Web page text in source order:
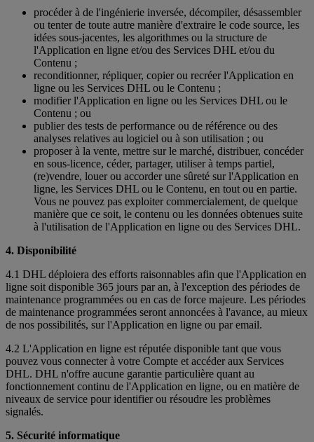
procéder à de l'ingénierie inversée, décompiler, désassembler
ou tenter de toute autre manière d'extraire le code source, les
idées sous-jacentes, les algorithmes ou la structure de
l'Application en ligne et/ou des Services DHL et/ou du
Contenu ;
reconditionner, répliquer, copier ou recréer l'Application en
ligne ou les Services DHL ou le Contenu ;
modifier l'Application en ligne ou les Services DHL ou le
Contenu ; ou
publier des tests de performance ou de référence ou des
analyses relatives au logiciel ou à son utilisation ; ou
proposer à la vente, mettre sur le marché, distribuer, concéder
en sous-licence, céder, partager, utiliser à temps partiel,
(re)vendre, louer ou accorder une sûreté sur l'Application en
ligne, les Services DHL ou le Contenu, en tout ou en partie.
Vous ne pouvez pas exploiter commercialement, de quelque
manière que ce soit, le contenu ou les données obtenues suite
à l'utilisation de l'Application en ligne ou des Services DHL.
4. Disponibilité
4.1 DHL déploiera des efforts raisonnables afin que l'Application en
ligne soit disponible 365 jours par an, à l'exception des périodes de
maintenance programmées ou en cas de force majeure. Les périodes
de maintenance programmées seront annoncées à l'avance, au mieux
de nos possibilités, sur l'Application en ligne ou par email.
4.2 L'Application en ligne est réputée disponible tant que vous
pouvez vous connecter à votre Compte et accéder aux Services
DHL. DHL n'offre aucune garantie particulière quant au
fonctionnement continu de l'Application en ligne, ou en matière de
niveaux de service pour identifier ou résoudre les problèmes
signalés.
5. Sécurité informatique